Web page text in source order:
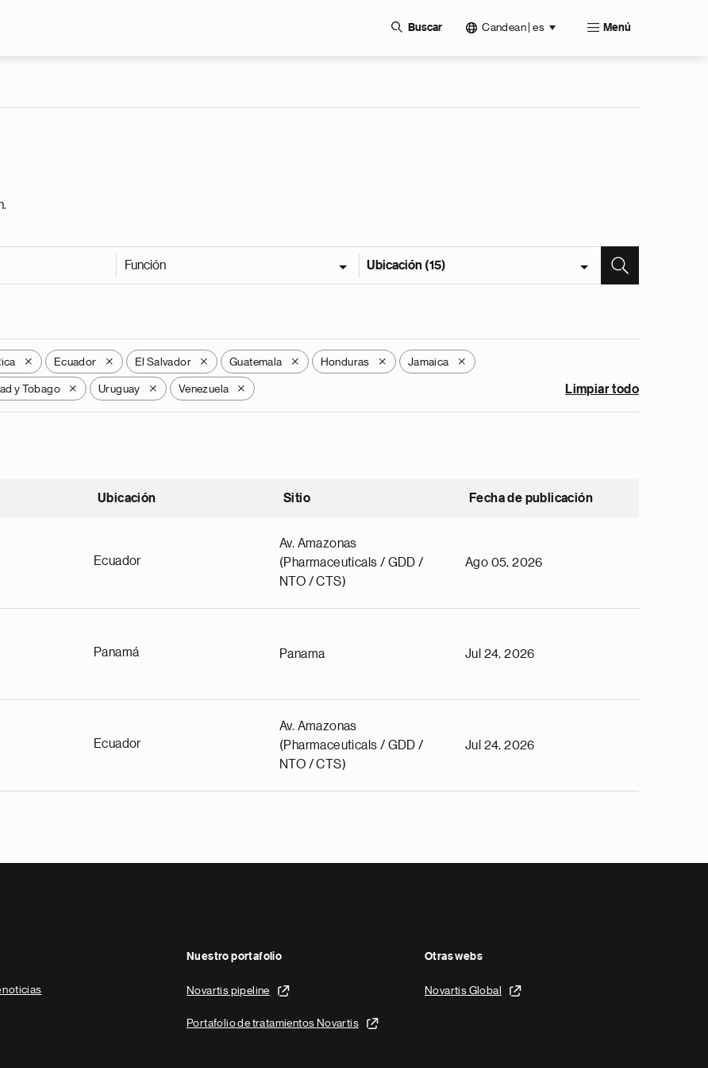
Buscar Candean | es Menú
Función Ubicación (15)
X Ecuador X El Salvador X Guatemala X Honduras X Jamaica X
y Tobago X Uruguay X Venezuela X Limpiar todo
Ubicación Sitio Fecha de publicación
Ecuador
Av. Amazonas
(Pharmaceuticals / GDD /
NTO / CTS)
Ago 05, 2026
Panamá Panama Jul 24, 2026
Ecuador
Av. Amazonas
(Pharmaceuticals / GDD /
NTO / CTS)
Jul 24, 2026
noticias
Nuestro portafolio
Novartis pipeline
Portafolio de tratamientos Novartis
Otras webs
Novartis Global